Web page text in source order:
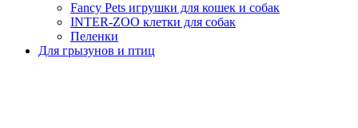
Fancy Pets игрушки для кошек и собак
INTER-ZOO клетки для собак
Пеленки
Для грызунов и птиц